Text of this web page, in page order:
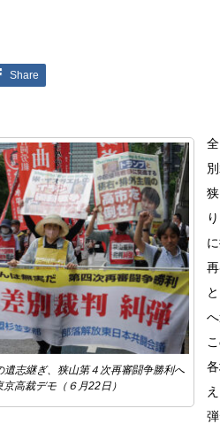
Share
遺志継ぎ、狭山第４次再審闘争勝利へ
京高裁デモ（６月22日）